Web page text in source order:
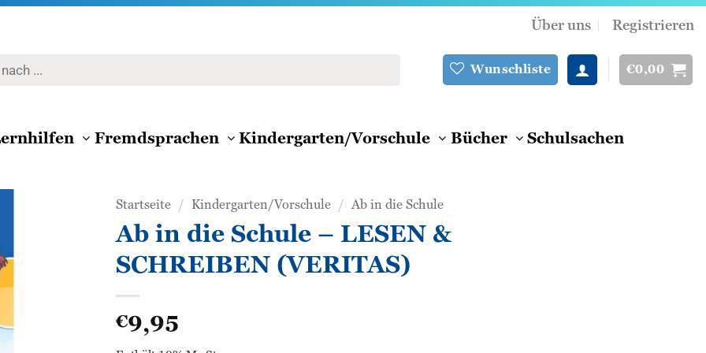
Über uns
Registrieren
Wunschliste €0,00
Fremdsprachen Kindergarten/Vorschule Bücher Schulsachen
Wunschliste
hinzufügen
Startseite / Kindergarten/Vorschule / Ab in die Schule
Ab in die Schule – LESEN &
SCHREIBEN (VERITAS)
€9,95